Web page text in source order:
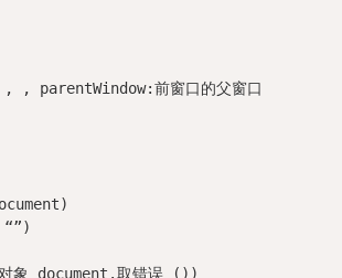
, parentWindow:前窗口的父窗口
“”)
象_document.取错误 ())